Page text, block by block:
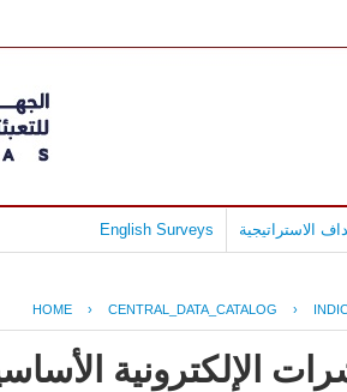
الاستراتيجية English Surveys
HOME › CENTRAL_DATA_CATALOG ›
الإلكترونية